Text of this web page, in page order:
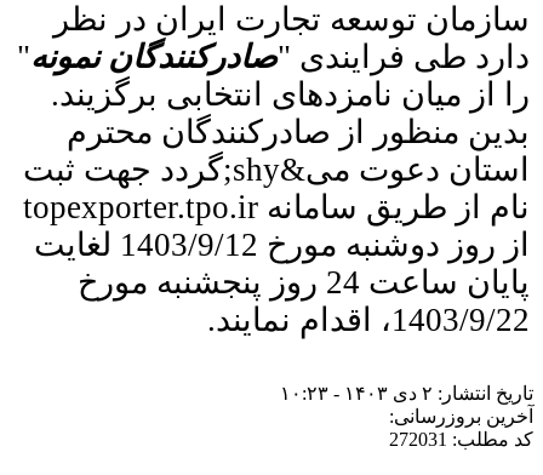
سازمان توسعه تجارت ایران در نظر
دارد طی فرایندی "صادرکنندگان نمونه"
را
از میان نامزدهای انتخابی برگزیند.
بدین منظور از صادرکنندگان محترم
استان دعوت می&shy;گردد جهت ثبت
نام از طریق سامانه topexporter.tpo.ir
از روز دوشنبه مورخ 1403/9/12 لغایت
پایان ساعت 24 روز پنجشنبه مورخ
1403/9/22، اقدام نمایند.
تاریخ انتشار: ۲ دی ۱۴۰۳ - ۱۰:۲۳
آخرین بروزرسانی:
کد مطلب: 272031